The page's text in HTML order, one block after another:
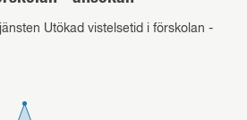
Utökad vistelsetid i förskolan -